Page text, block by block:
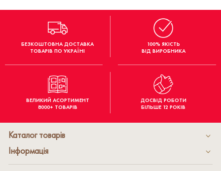
БЕЗКОШТОВНА ДОСТАВКА
ТОВАРІВ ПО УКРАЇНІ
100% ЯКІСТЬ
ВІД ВИРОБНИКА
ВЕЛИКИЙ АСОРТИМЕНТ
8000+ ТОВАРІВ
ДОСВІД РОБОТИ
БІЛЬШЕ 12 РОКІВ
Каталог товарів
Інформація